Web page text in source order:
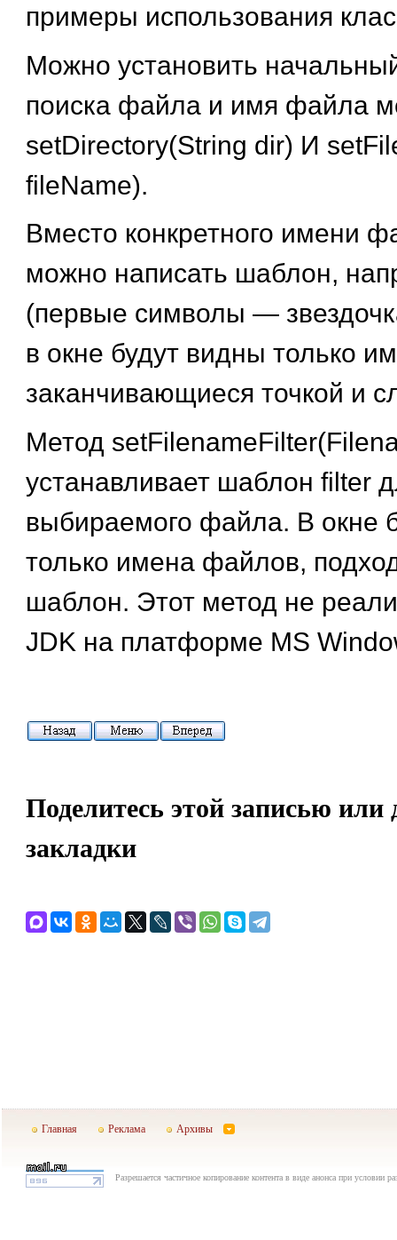
примеры использования
Можно установить
поиска файла и имя файла
setDirectory(String dir) И
fileName).
Вместо конкретного имени
можно написать шаблон,
(первые символы —
в окне будут видны только
заканчивающиеся точкой и
Метод
устанавливает шаблон filter
выбираемого файла. В окне
только имена файлов,
шаблон. Этот метод не
JDK на платформе MS
Поделитесь этой записью или
закладки
Главная Реклама Архивы
Разрешается частичное копирование контента в виде анонса при условии